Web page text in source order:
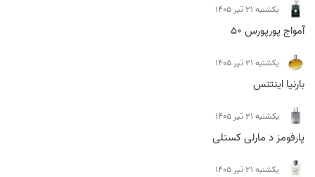
يكشنبه 21 تیر 1405
آمواج پورپورس 50
يكشنبه 21 تیر 1405
بارنیا اینتنس
يكشنبه 21 تیر 1405
پارفومز د مارلی کستلی
يكشنبه 21 تیر 1405